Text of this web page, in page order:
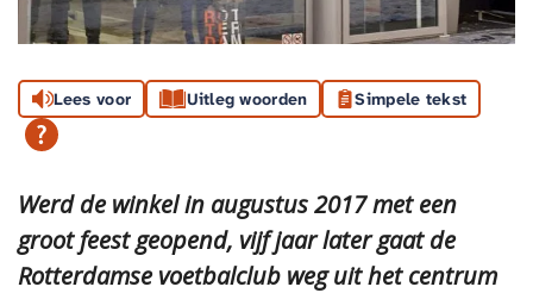
Lees voor Uitleg woorden Simpele tekst
Werd de winkel in augustus 2017 met een
groot feest geopend, vijf jaar later gaat de
Rotterdamse voetbalclub weg uit het centrum